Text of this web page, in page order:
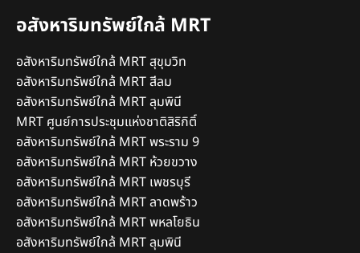
อสังหาริมทรัพย์ใกล้ MRT
อสังหาริมทรัพย์ใกล้ MRT สุขุมวิท
อสังหาริมทรัพย์ใกล้ MRT สีลม
อสังหาริมทรัพย์ใกล้ MRT ลุมพินี
MRT ศูนย์การประชุมแห่งชาติสิริกิติ์
อสังหาริมทรัพย์ใกล้ MRT พระราม 9
อสังหาริมทรัพย์ใกล้ MRT ห้วยขวาง
อสังหาริมทรัพย์ใกล้ MRT เพชรบุรี
อสังหาริมทรัพย์ใกล้ MRT ลาดพร้าว
อสังหาริมทรัพย์ใกล้ MRT พหลโยธิน
อสังหาริมทรัพย์ใกล้ MRT ลุมพินี